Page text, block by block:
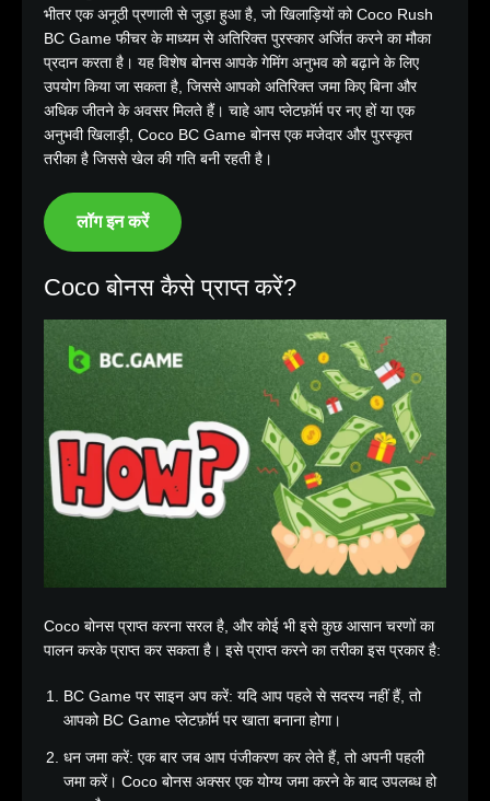
भीतर एक अनूठी प्रणाली से जुड़ा हुआ है, जो खिलाड़ियों को Coco Rush
BC Game फीचर के माध्यम से अतिरिक्त पुरस्कार अर्जित करने का मौका
प्रदान करता है। यह विशेष बोनस आपके गेमिंग अनुभव को बढ़ाने के लिए
उपयोग किया जा सकता है, जिससे आपको अतिरिक्त जमा किए बिना और
अधिक जीतने के अवसर मिलते हैं। चाहे आप प्लेटफ़ॉर्म पर नए हों या एक
अनुभवी खिलाड़ी, Coco BC Game बोनस एक मजेदार और पुरस्कृत
तरीका है जिससे खेल की गति बनी रहती है।
लॉग इन करें
Coco बोनस कैसे प्राप्त करें?
Coco बोनस प्राप्त करना सरल है, और कोई भी इसे कुछ आसान चरणों का
पालन करके प्राप्त कर सकता है। इसे प्राप्त करने का तरीका इस प्रकार है:
BC Game पर साइन अप करें: यदि आप पहले से सदस्य नहीं हैं, तो
आपको BC Game प्लेटफ़ॉर्म पर खाता बनाना होगा।
धन जमा करें: एक बार जब आप पंजीकरण कर लेते हैं, तो अपनी पहली
जमा करें। Coco बोनस अक्सर एक योग्य जमा करने के बाद उपलब्ध हो